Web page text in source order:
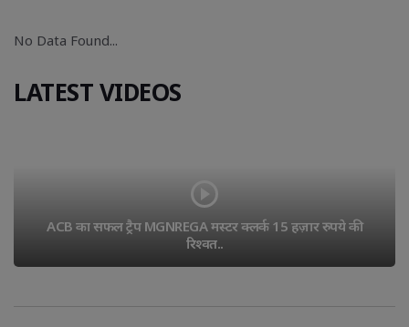
प्रयागराज मे माफिया अतीक अहमद के छोटे बेटे अबाँन क़ो उसके
पूर्व विधायक विजय मिश्रा की पत्नी रामलली मिश्रा को हाईकोर्ट
कांवड़ यात्रा मार्ग का डीएम व एसएसपी ने किया स्थलीय निरीक्षण,
No Data Found...
LATEST VIDEOS
ACB का सफल ट्रैप MGNREGA मस्टर क्लर्क 15 हज़ार रुपये की
रिश्वत..